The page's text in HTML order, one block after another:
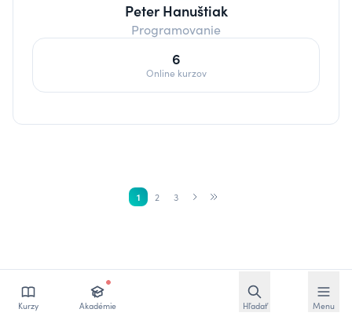
Peter Hanuštiak
Programovanie
6
Online kurzov
1 2 3
Kurzy Akadémie Hľadať Menu